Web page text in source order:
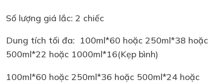
Số lượng giá lắc: 2 chiếc
Dung tích tối đa: 100ml*60 hoặc 250ml*38 hoặc
500ml*22 hoặc 1000ml*16(Kẹp bình)
100ml*60 hoặc 250ml*36 hoặc 500ml*24 hoặc